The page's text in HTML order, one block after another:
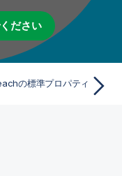
ださい
の標準プロパティ